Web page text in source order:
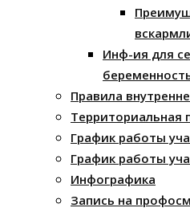
Инф-ия для
Правила
Территориальная
График работы
График работы
Инфографика
Запись на